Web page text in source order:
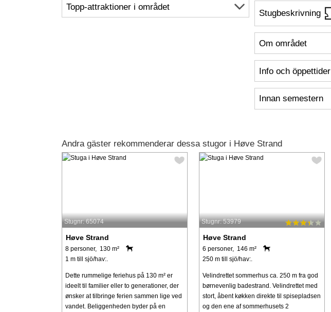
Stugbeskrivning
Om området
Info och öppettider
Innan semestern
Topp-attraktioner i området
Andra gäster rekommenderar dessa stugor i Høve Strand
Stugnr: 65074
Høve Strand
8 personer, 130 m²
1 m till sjö/hav:.
Dette rummelige feriehus på 130 m² er
ideelt til familier eller to generationer, der
ønsker at tilbringe ferien sammen lige ved
vandet. Beliggenheden byder på en
Stugnr: 53979
Høve Strand
6 personer, 146 m²
250 m till sjö/hav:.
Velindrettet sommerhus ca. 250 m fra god
børnevenlig badestrand. Velindrettet med
stort, åbent køkken direkte til spisepladsen
og den ene af sommerhusets 2